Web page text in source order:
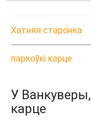
Хатняя старонка
паркоўкі карце
У Ванкуверы,
карце